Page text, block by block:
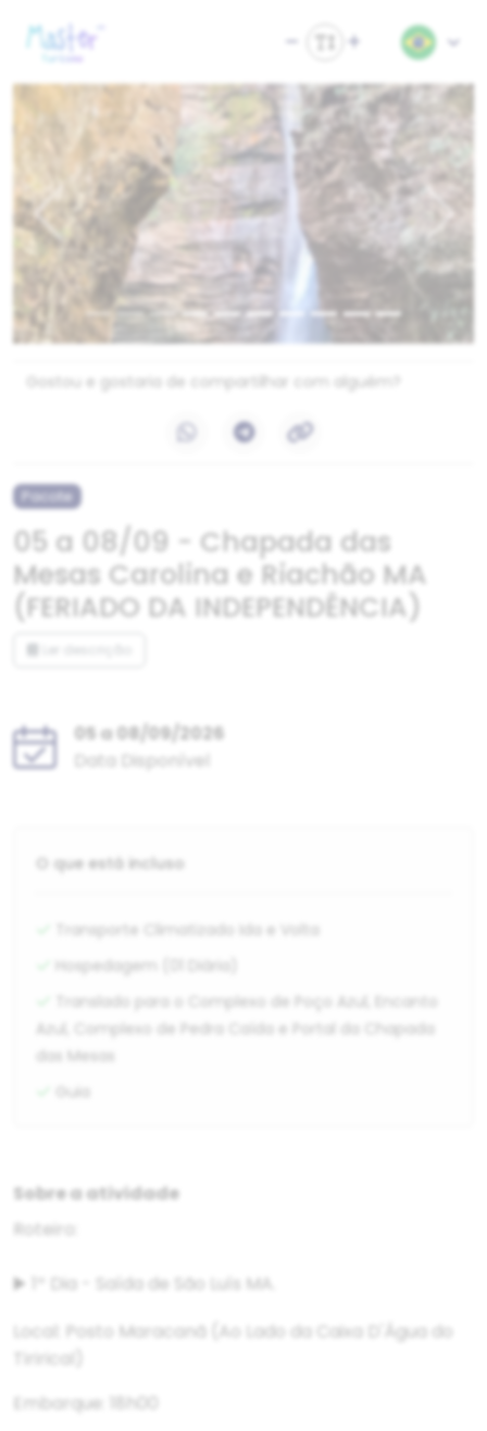
Previous Next
Gostou e gostaria de compartilhar com alguém?
Pacote
05 a 08/09 - Chapada das
Mesas Carolina e Riachão MA
(FERIADO DA INDEPENDÊNCIA)
05 a 08/09/2026
Data Disponível
O que está incluso
Transporte Climatizado Ida e Volta
Hospedagem (01 Diária)
Translado para o Complexo de Poço Azul, Encanto
Azul, Complexo de Pedra Caída e Portal da Chapada
das Mesas
Guia
Sobre a atividade
Roteiro:
▶️ 1º Dia - Saída de São Luís MA.
Local: Posto Maracanã (Ao Lado da Caixa D'Água do
Tirirical)
Embarque: 18h00